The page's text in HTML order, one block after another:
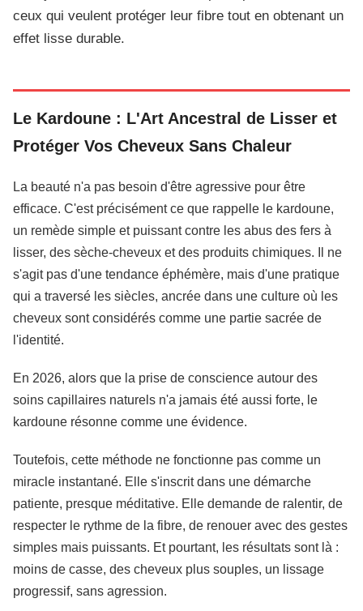
ceux qui veulent protéger leur fibre tout en obtenant un
effet lisse durable.
Le Kardoune : L'Art Ancestral de Lisser et
Protéger Vos Cheveux Sans Chaleur
La beauté n'a pas besoin d'être agressive pour être
efficace. C'est précisément ce que rappelle le kardoune,
un remède simple et puissant contre les abus des fers à
lisser, des sèche-cheveux et des produits chimiques. Il ne
s'agit pas d'une tendance éphémère, mais d'une pratique
qui a traversé les siècles, ancrée dans une culture où les
cheveux sont considérés comme une partie sacrée de
l'identité.
En 2026, alors que la prise de conscience autour des
soins capillaires naturels n'a jamais été aussi forte, le
kardoune résonne comme une évidence.
Toutefois, cette méthode ne fonctionne pas comme un
miracle instantané. Elle s'inscrit dans une démarche
patiente, presque méditative. Elle demande de ralentir, de
respecter le rythme de la fibre, de renouer avec des gestes
simples mais puissants. Et pourtant, les résultats sont là :
moins de casse, des cheveux plus souples, un lissage
progressif, sans agression.